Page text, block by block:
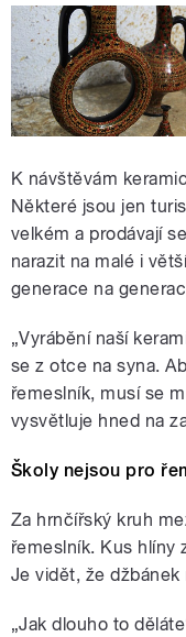
K návštěvám
Některé jsou jen
velkém a prodávají
narazit na malé i
generace na
„Vyrábění naší
se z otce na syna.
řemeslník, musí se
vysvětluje hned na
Školy nejsou pro
Za hrnčířský kruh
řemeslník. Kus hlíny
Je vidět, že džbánek
„Jak dlouho to